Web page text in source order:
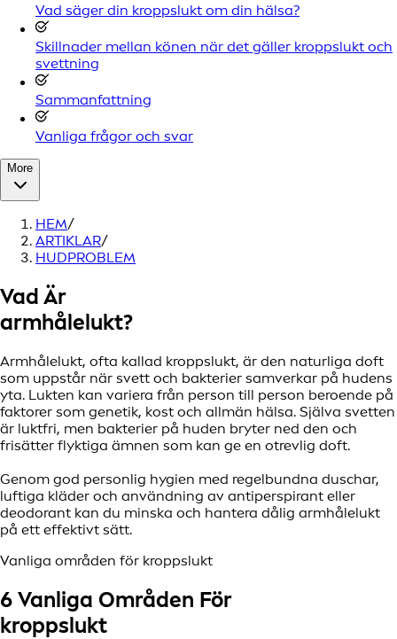
Vad säger din kroppslukt om din hälsa?
Skillnader mellan könen när det gäller kroppslukt och
svettning
Sammanfattning
Vanliga frågor och svar
More
HEM/
ARTIKLAR/
HUDPROBLEM
Vad Är
armhålelukt?
Armhålelukt, ofta kallad kroppslukt, är den naturliga doft
som uppstår när svett och bakterier samverkar på hudens
yta. Lukten kan variera från person till person beroende på
faktorer som genetik, kost och allmän hälsa. Själva svetten
är luktfri, men bakterier på huden bryter ned den och
frisätter flyktiga ämnen som kan ge en otrevlig doft.
Genom god personlig hygien med regelbundna duschar,
luftiga kläder och användning av antiperspirant eller
deodorant kan du minska och hantera dålig armhålelukt
på ett effektivt sätt.
Vanliga områden för kroppslukt
6 Vanliga Områden För
kroppslukt